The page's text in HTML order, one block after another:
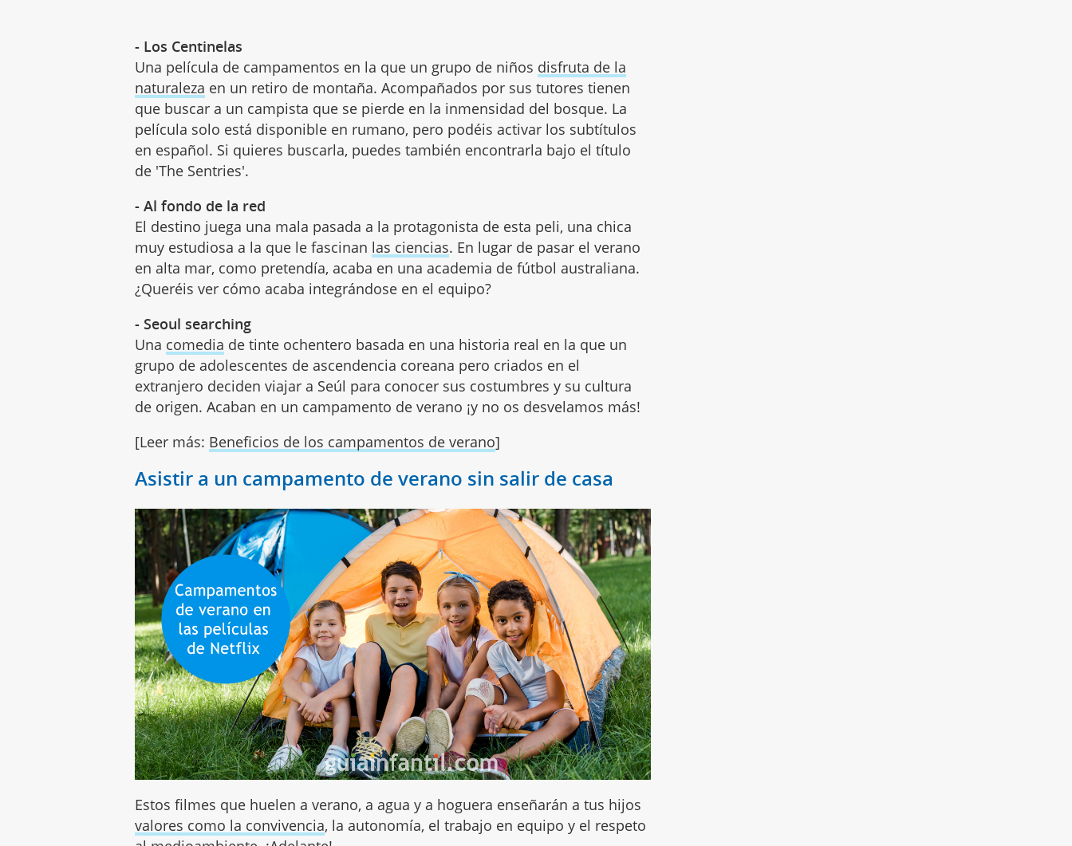
- Los Centinelas
Una película de campamentos en la que un grupo de niños disfruta de la
naturaleza en un retiro de montaña. Acompañados por sus tutores tienen
que buscar a un campista que se pierde en la inmensidad del bosque. La
película solo está disponible en rumano, pero podéis activar los subtítulos
en español. Si quieres buscarla, puedes también encontrarla bajo el título
de 'The Sentries'.
- Al fondo de la red
El destino juega una mala pasada a la protagonista de esta peli, una chica
muy estudiosa a la que le fascinan las ciencias. En lugar de pasar el verano
en alta mar, como pretendía, acaba en una academia de fútbol australiana.
¿Queréis ver cómo acaba integrándose en el equipo?
- Seoul searching
Una comedia de tinte ochentero basada en una historia real en la que un
grupo de adolescentes de ascendencia coreana pero criados en el
extranjero deciden viajar a Seúl para conocer sus costumbres y su cultura
de origen. Acaban en un campamento de verano ¡y no os desvelamos más!
[Leer más: Beneficios de los campamentos de verano]
Asistir a un campamento de verano sin salir de casa
Estos filmes que huelen a verano, a agua y a hoguera enseñarán a tus hijos
valores como la convivencia, la autonomía, el trabajo en equipo y el respeto